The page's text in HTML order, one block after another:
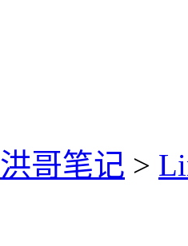
洪哥笔记 >